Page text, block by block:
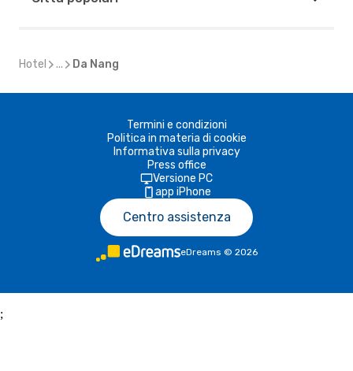
Hotel ... Da Nang
Termini e condizioni
Politica in materia di cookie
Informativa sulla privacy
Press office
Versione PC
app iPhone
Centro assistenza
eDreams © 2026
;